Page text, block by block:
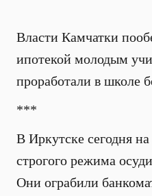
Власти Камчатки
ипотекой молодым
проработали в школе
***
В Иркутске сегодня
строгого режима
Они ограбили